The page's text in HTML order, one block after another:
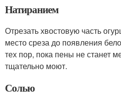
Натиранием
Отрезать хвостовую часть
место среза до появления
тех пор, пока пены не станет
тщательно моют.
Солью